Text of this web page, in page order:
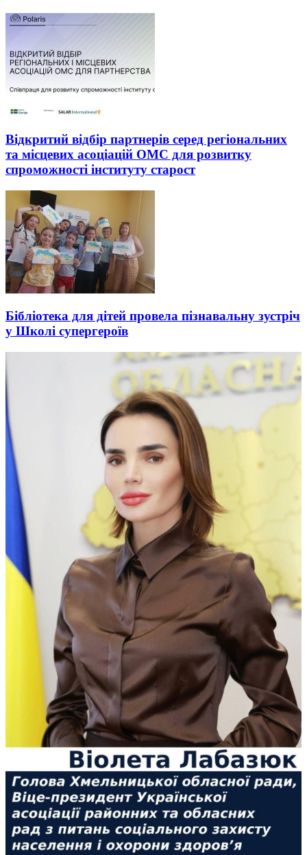
Відкритий відбір партнерів серед регіональних
та місцевих асоціацій ОМС для розвитку
спроможності інституту старост
Бібліотека для дітей провела пізнавальну зустріч
у Школі супергероїв